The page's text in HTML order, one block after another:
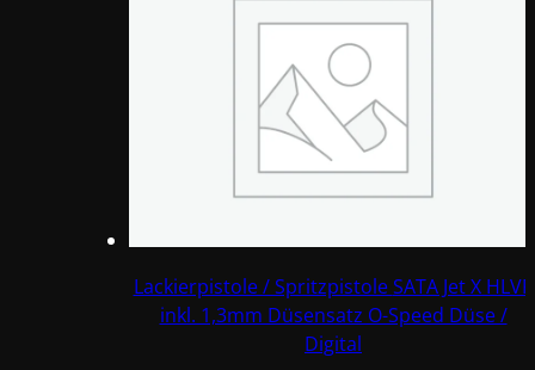
Lackierpistole / Spritzpistole SATA Jet X HLVP
inkl. 1,3mm Düsensatz O-Speed Düse /
Digital